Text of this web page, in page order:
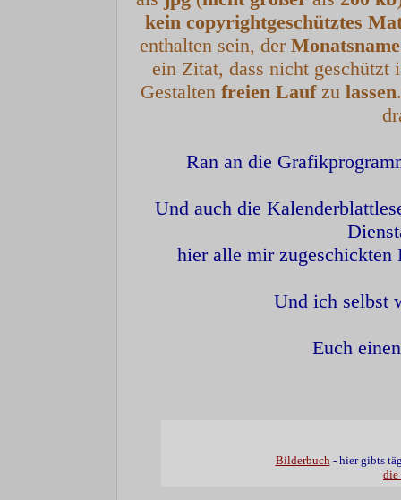
kein copyrightgeschütztes
enthalten sein, der Monatsname
ein Zitat, dass nicht geschützt
Gestalten freien Laufzu lassen
Ran an die
Und auch die
hier alle mir
Und ich selbst
Euch
Bilderbuch- hier gibts
die